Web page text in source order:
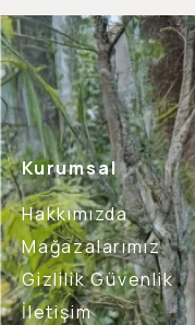
Kurumsal
Hakkımızda
Mağazalarımız
Gizlilik Güvenlik
İletişim